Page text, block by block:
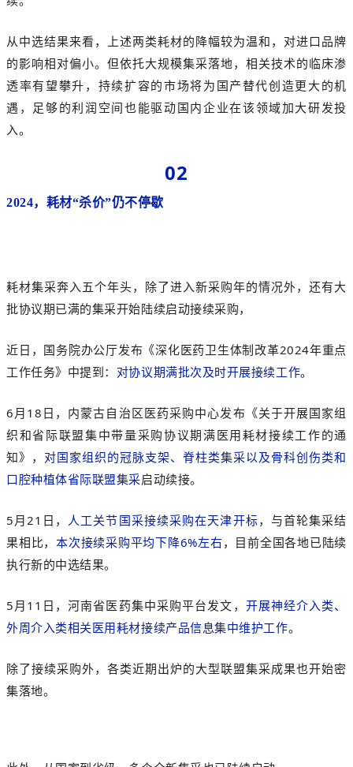
从中选结果来看，上述两类耗材的降幅较为温和，对进口品牌
的影响相对偏小。但依托大规模集采落地，相关技术的临床渗
透率有望攀升，持续扩容的市场将为国产替代创造更大的机
遇， 足够的利润空间也能驱动国内企业在该领域加大研发投
入。
02
2024，耗材“杀价”仍不停歇
耗材集采奔入五个年头，除了进入新采购年的情况外，还有大
批协议期已满的集采开始陆续启动接续采购，
近日，国务院办公厅发布《深化医药卫生体制改革2024年重点
工作任务》中提到： 对协议期满批次及时开展接续工作。
6月18日， 内蒙古自治区医药采购中心发布《关于开展国家组
织和省际联盟集中带量采购协议期满医用耗材接续工作的通
知》， 对国家组织的冠脉支架、脊柱类集采以及骨科创伤类和
口腔种植体省际联盟集采启动续接。
5月21日， 人工关节国采接续采购在天津开标，与首轮集采结
果相比，本次接续采购平均下降6%左右 ，目前全国各地已陆续
执行新的中选结果。
5月11日，河南省医 药集中采购平台发文， 开展神经介入类、
外周介入类相关医用耗材接续产品信息集中维护工作。
除了接续采购外，各类近期出炉的大型联盟集采成果也开始密
集落地。